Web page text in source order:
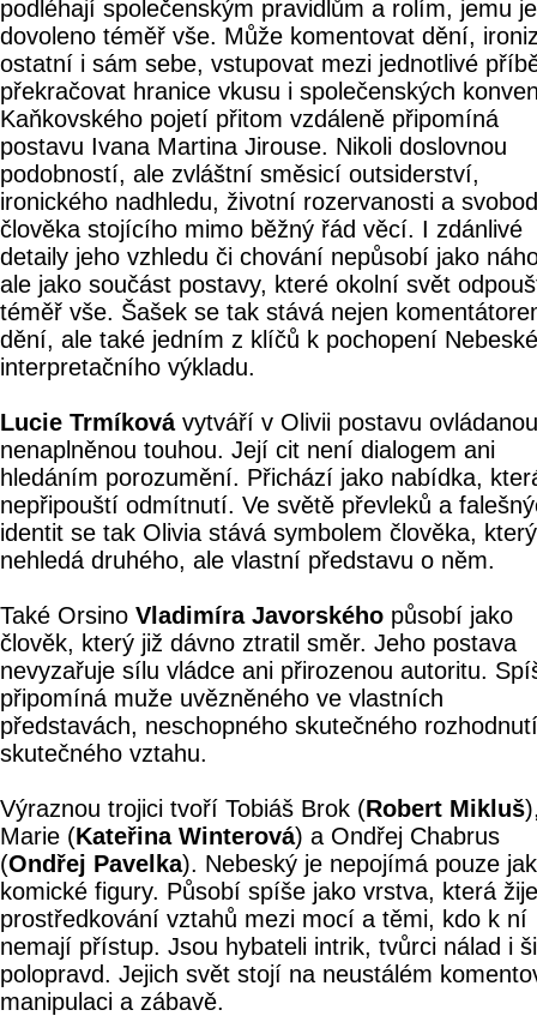
podléhají společenským pravidlům a rolím, jemu je
dovoleno téměř vše. Může komentovat dění,
ostatní i sám sebe, vstupovat mezi jednotlivé
překračovat hranice vkusu i společenských
Kaňkovského pojetí přitom vzdáleně připomíná
postavu Ivana Martina Jirouse. Nikoli doslovnou
podobností, ale zvláštní směsicí outsiderství,
ironického nadhledu, životní rozervanosti a
člověka stojícího mimo běžný řád věcí. I zdánlivé
detaily jeho vzhledu či chování nepůsobí jako
ale jako součást postavy, které okolní svět
téměř vše. Šašek se tak stává nejen
dění, ale také jedním z klíčů k pochopení
interpretačního výkladu.
Lucie Trmíkovávytváří v Olivii postavu ovládanou
nenaplněnou touhou. Její cit není dialogem ani
hledáním porozumění. Přichází jako nabídka,
nepřipouští odmítnutí. Ve světě převleků a
identit se tak Olivia stává symbolem člověka, který
nehledá druhého, ale vlastní představu o něm.
Také Orsino Vladimíra Javorského působí jako
člověk, který již dávno ztratil směr. Jeho postava
nevyzařuje sílu vládce ani přirozenou autoritu.
připomíná muže uvězněného ve vlastních
představách, neschopného skutečného
skutečného vztahu.
Výraznou trojici tvoří Tobiáš Brok (Robert Mikluš
Marie (Kateřina Winterová) a Ondřej Chabrus
(Ondřej Pavelka). Nebeský je nepojímá pouze
komické figury. Působí spíše jako vrstva, která
prostředkování vztahů mezi mocí a těmi, kdo k ní
nemají přístup. Jsou hybateli intrik, tvůrci nálad i
polopravd. Jejich svět stojí na neustálém
manipulaci a zábavě.